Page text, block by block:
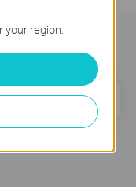
Sign Up
region.